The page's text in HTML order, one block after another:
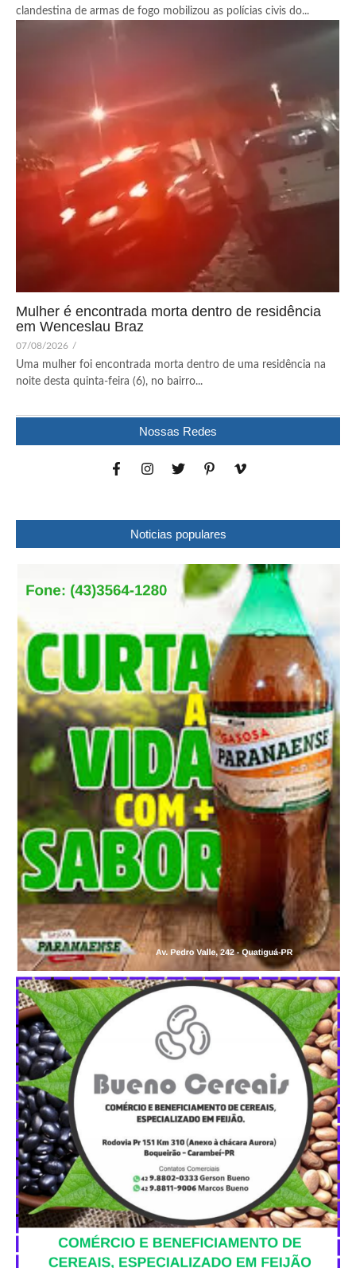
clandestina de armas de fogo mobilizou as polícias civis do...
Mulher é encontrada morta dentro de residência
em Wenceslau Braz
07/08/2026 /
Uma mulher foi encontrada morta dentro de uma residência na
noite desta quinta-feira (6), no bairro...
Nossas Redes
Noticias populares